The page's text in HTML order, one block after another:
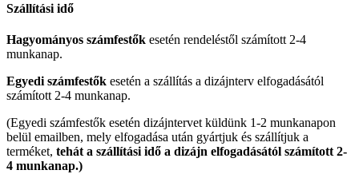
Szállítási idő
Hagyományos számfestők esetén rendeléstől számított 2-4
munkanap.
Egyedi számfestők esetén a szállítás a dizájnterv elfogadásától
számított 2-4 munkanap.
(Egyedi számfestők esetén dizájntervet küldünk 1-2 munkanapon
belül emailben, mely elfogadása után gyártjuk és szállítjuk a
terméket, tehát a szállítási idő a dizájn elfogadásától számított 2-
4 munkanap.)